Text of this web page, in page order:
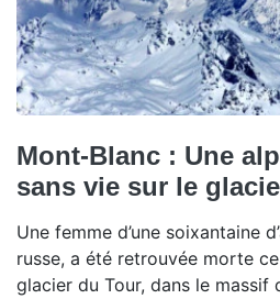
Mont-Blanc : Une
sans vie sur le
Une femme d’une soixantaine
russe, a été retrouvée morte
glacier du Tour, dans le massif